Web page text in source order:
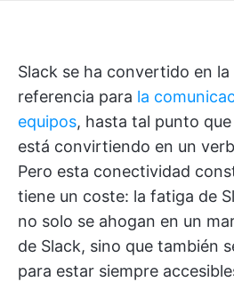
Slack se ha convertido en
referencia para la
equipos, hasta tal punto
está convirtiendo en un
Pero esta conectividad
tiene un coste: la fatiga de
no solo se ahogan en un
de Slack, sino que también
para estar siempre